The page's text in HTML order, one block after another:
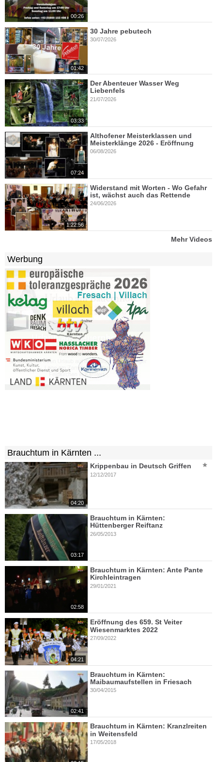
00:26
01:42
30 Jahre pebutech
30/07/2026
03:33
Der Abenteuer Wasser Weg
Liebenfels
21/07/2026
07:24
Althofener Meisterklassen und
Meisterklänge 2026 - Eröffnung
06/08/2026
1:22:56
Widerstand mit Worten - Wo Gefahr
ist, wächst auch das Rettende
24/06/2026
Mehr Videos
Werbung
Brauchtum in Kärnten ...
04:20
Krippenbau in Deutsch Griffen
12/12/2017
03:17
Brauchtum in Kärnten:
Hüttenberger Reiftanz
26/05/2013
02:58
Brauchtum in Kärnten: Ante Pante
Kirchleintragen
29/01/2021
04:21
Eröffnung des 659. St Veiter
Wiesenmarktes 2022
27/09/2022
02:41
Brauchtum in Kärnten:
Maibaumaufstellen in Friesach
30/04/2015
Brauchtum in Kärnten: Kranzlreiten
in Weitensfeld
17/05/2018